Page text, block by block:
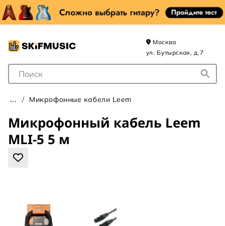
Поле для Поиска
Москва
ул. Бутырская, д.7
Микрофонные кабели Leem
Микрофонный кабель Leem
MLI-5 5 м